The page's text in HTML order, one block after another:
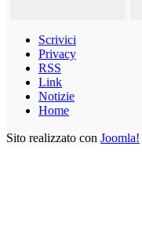
Scrivici
Privacy
RSS
Link
Notizie
Home
Sito realizzato con Joomla!